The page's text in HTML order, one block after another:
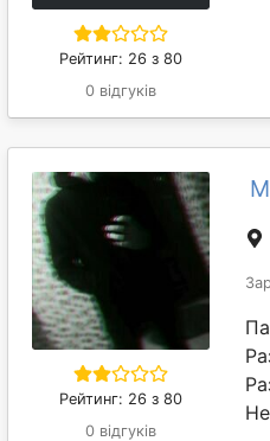
Рейтинг: 26 з 80
0 відгуків
Рейтинг: 26 з 80
0 відгуків